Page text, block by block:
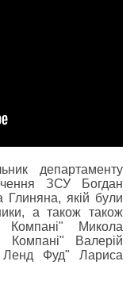
департаменту
ЗСУ Богдан
Глиняна, якій були
а також також
Компані" Микола
Валерій
Фуд" Лариса